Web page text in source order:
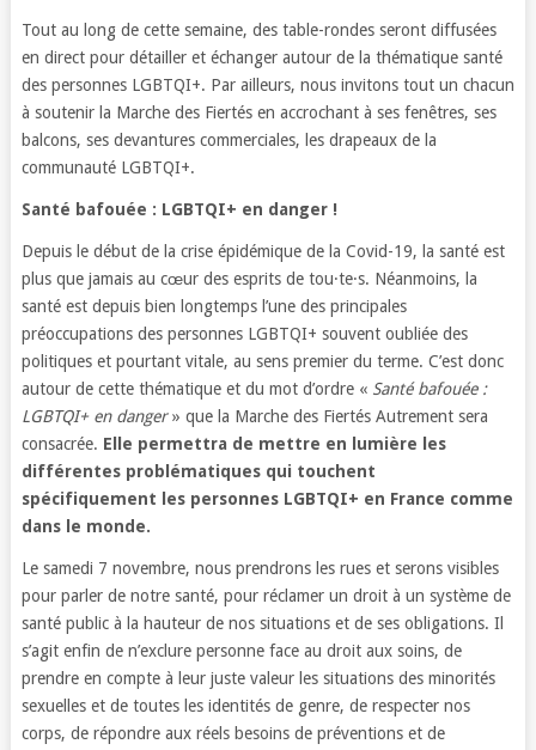
Tout au long de cette semaine, des table-rondes seront diffusées
en direct pour détailler et échanger autour de la thématique santé
des personnes LGBTQI+. Par ailleurs, nous invitons tout un chacun
à soutenir la Marche des Fiertés en accrochant à ses fenêtres, ses
balcons, ses devantures commerciales, les drapeaux de la
communauté LGBTQI+.
Santé bafouée : LGBTQI+ en danger !
Depuis le début de la crise épidémique de la Covid-19, la santé est
plus que jamais au cœur des esprits de tou·te·s. Néanmoins, la
santé est depuis bien longtemps l’une des principales
préoccupations des personnes LGBTQI+ souvent oubliée des
politiques et pourtant vitale, au sens premier du terme. C’est donc
autour de cette thématique et du mot d’ordre « Santé bafouée :
LGBTQI+ en danger» que la Marche des Fiertés Autrement sera
consacrée. Elle permettra de mettre en lumière les
différentes problématiques qui touchent
spécifiquement les personnes LGBTQI+ en France comme
dans le monde.
Le samedi 7 novembre, nous prendrons les rues et serons visibles
pour parler de notre santé, pour réclamer un droit à un système de
santé public à la hauteur de nos situations et de ses obligations. Il
s’agit enfin de n’exclure personne face au droit aux soins, de
prendre en compte à leur juste valeur les situations des minorités
sexuelles et de toutes les identités de genre, de respecter nos
corps, de répondre aux réels besoins de préventions et de